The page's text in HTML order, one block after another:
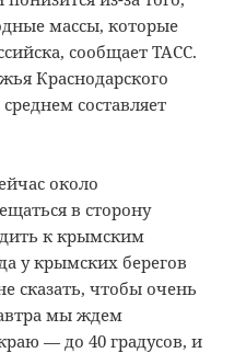
массы, которые
сообщает ТАСС.
Краснодарского
составляет
около
в сторону
к крымским
у крымских берегов
сказать, чтобы очень
мы ждем
— до 40 градусов, и